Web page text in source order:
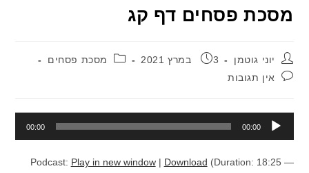
מסכת פסחים דף קג
מחבר:יוני גוטמן פורסם:
3 במרץ 2021 קטגוריה:מסכת פסחים
תגובות:אין תגובות
00:00
00:00
Podcast: Play in new window| Download (Duration: 18:25 —